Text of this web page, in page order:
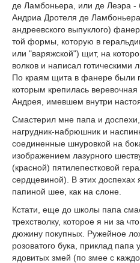
де Ламбоньера, или де Леэра -
Андриа Дротеля де
андреевского выпуклого)
той формы, которую в
или "варяжской") щит, на
волков и написал
По краям щита в фанере были
которым крепилась
Андрея, имевшем внутри
Смастерил мне папа и
нагрудник-набрюшник и
соединенные шнуровкой на
изображением лазурного
(красной) пятилепестковой
сердцевиной). В этих доспехах
папиной шее, как на слоне.
Кстати, еще до школы папа
трехстволку, которое я ни за
дюжину покупных. Ружейное
розоватого бука, приклад папа
ядовитых змей (по змее с